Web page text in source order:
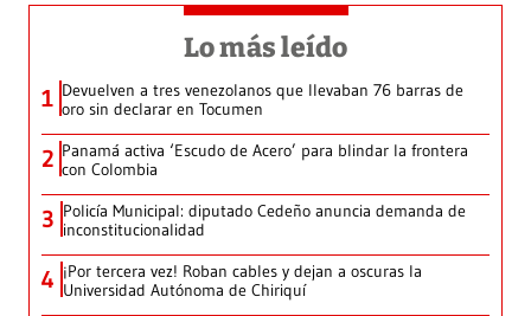
Lo más leído
1 Devuelven a tres venezolanos que llevaban 76 barras de
oro sin declarar en Tocumen
2 Panamá activa ‘Escudo de Acero’ para blindar la frontera
con Colombia
3 Policía Municipal: diputado Cedeño anuncia demanda de
inconstitucionalidad
4 ¡Por tercera vez! Roban cables y dejan a oscuras la
Universidad Autónoma de Chiriquí